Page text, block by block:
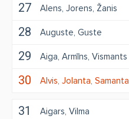
27 Alens Jorens Žanis
28 Auguste Guste
29 Aiga Armīns Vismants
30 Alvis Jolanta Samanta
31 Aigars Vilma